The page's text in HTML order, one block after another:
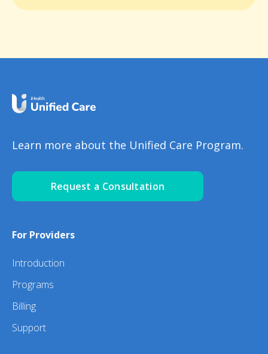
Learn more about the Unified Care Program.
Request a Consultation
For Providers
Introduction
Programs
Billing
Support